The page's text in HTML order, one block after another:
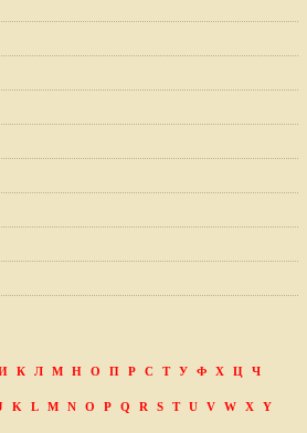
К Л М Н О П Р С Т У Ф Х Ц
Ч
K L M N O P Q R S T U V W X
Y